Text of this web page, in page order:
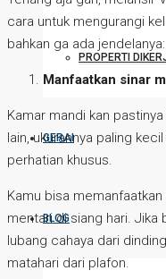
PROPERTI
GERAI
BLOG
cara untuk mengurangi
bahkan ga ada jendelanya:
Manfaatkan sinar
Kamar mandi kan
lain, ukurannya paling
perhatian khusus.
Kamu bisa
mentari di siang hari. Jika
lubang cahaya dari
matahari dari plafon.